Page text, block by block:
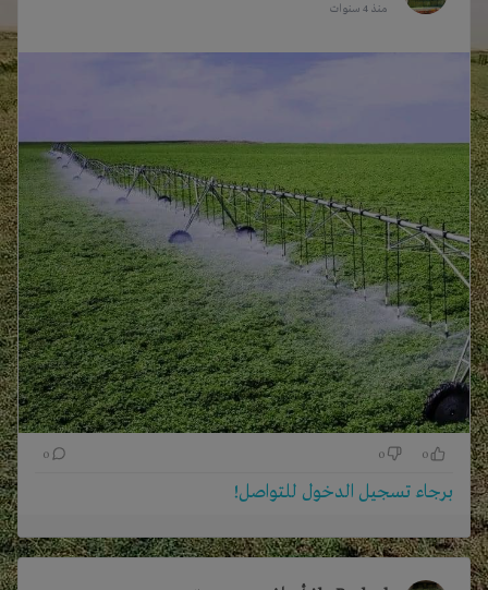
منذ 4 سنوات
0
0
0
برجاء تسجيل الدخول للتواصل!